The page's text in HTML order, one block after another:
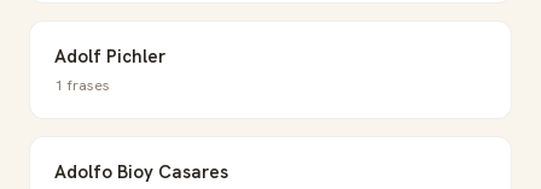
Adolf Pichler
1 frases
Adolfo Bioy Casares